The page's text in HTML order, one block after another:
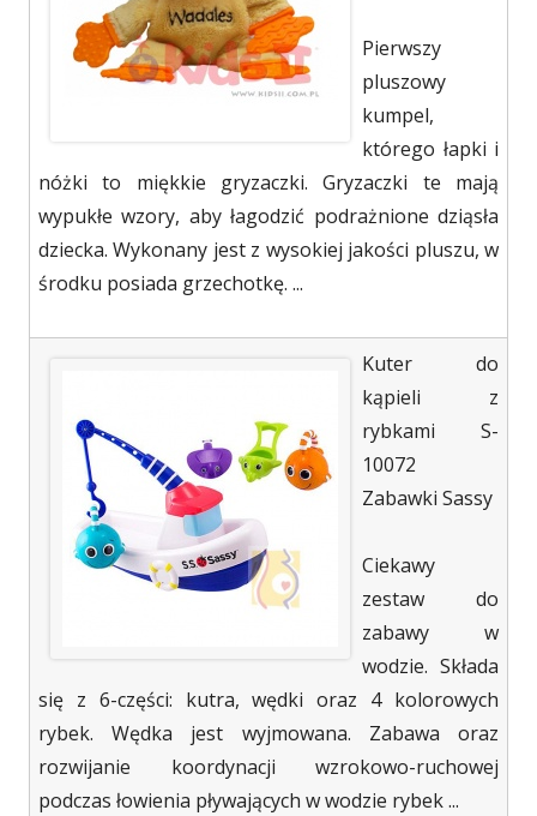
Pierwszy
pluszowy
kumpel,
którego łapki i
nóżki to miękkie gryzaczki. Gryzaczki te mają
wypukłe wzory, aby łagodzić podrażnione dziąsła
dziecka. Wykonany jest z wysokiej jakości pluszu, w
środku posiada grzechotkę. ...
Kuter do
kąpieli z
rybkami S-
10072
Zabawki Sassy
Ciekawy
zestaw do
zabawy w
wodzie. Składa
się z 6-części: kutra, wędki oraz 4 kolorowych
rybek. Wędka jest wyjmowana. Zabawa oraz
rozwijanie koordynacji wzrokowo-ruchowej
podczas łowienia pływających w wodzie rybek ...